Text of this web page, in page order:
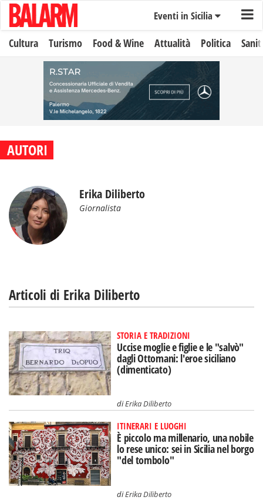
Eventi in Sicilia
Cultura Turismo Food & Wine Attualità Politica
AUTORI
Erika Diliberto
Giornalista
Articoli di Erika Diliberto
STORIA E TRADIZIONI
Uccise moglie e figlie e le "salvò"
dagli Ottomani: l'eroe siciliano
(dimenticato)
diErika Diliberto
ITINERARI E LUOGHI
È piccolo ma millenario, una nobile
lo rese unico: sei in Sicilia nel borgo
"del tombolo"
diErika Diliberto